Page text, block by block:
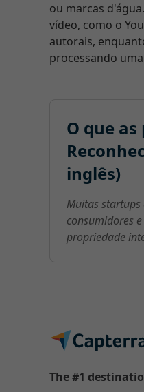
ou marcas
vídeo, como o
autorais,
processando
O que
inglês)
Muitas startups
consumidores
propriedade
The #1